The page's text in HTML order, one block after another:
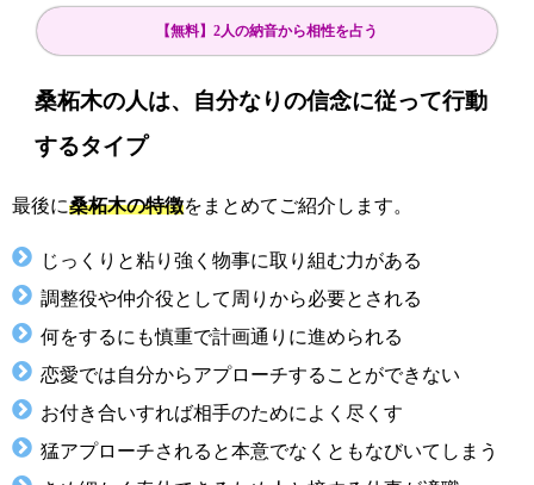
【無料】2人の納音から相性を占う
桑柘木の人は、自分なりの信念に従って行動
するタイプ
最後に桑柘木の特徴をまとめてご紹介します。
じっくりと粘り強く物事に取り組む力がある
調整役や仲介役として周りから必要とされる
何をするにも慎重で計画通りに進められる
恋愛では自分からアプローチすることができない
お付き合いすれば相手のためによく尽くす
猛アプローチされると本意でなくともなびいてしまう